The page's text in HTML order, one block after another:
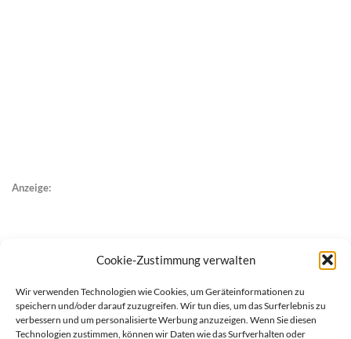
Cookie-Zustimmung verwalten
Wir verwenden Technologien wie Cookies, um Geräteinformationen zu
speichern und/oder darauf zuzugreifen. Wir tun dies, um das Surferlebnis zu
verbessern und um personalisierte Werbung anzuzeigen. Wenn Sie diesen
Technologien zustimmen, können wir Daten wie das Surfverhalten oder
Anzeige: